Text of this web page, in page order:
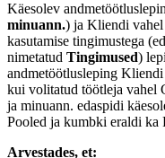
Käesolev
minuann.) ja Kliendi vahel
kasutamise tingimustega
nimetatud Tingimused)
andmetöötlusleping
kui volitatud töötleja vahel
ja minuann. edaspidi
Pooled ja kumbki eraldi ka
Arvestades, et: